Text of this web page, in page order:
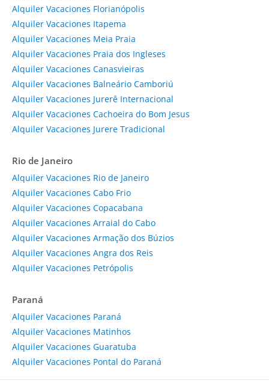
Alquiler Vacaciones Florianópolis
Alquiler Vacaciones Itapema
Alquiler Vacaciones Meia Praia
Alquiler Vacaciones Praia dos Ingleses
Alquiler Vacaciones Canasvieiras
Alquiler Vacaciones Balneário Camboriú
Alquiler Vacaciones Jurerê Internacional
Alquiler Vacaciones Cachoeira do Bom Jesus
Alquiler Vacaciones Jurere Tradicional
Rio de Janeiro
Alquiler Vacaciones Rio de Janeiro
Alquiler Vacaciones Cabo Frio
Alquiler Vacaciones Copacabana
Alquiler Vacaciones Arraial do Cabo
Alquiler Vacaciones Armação dos Búzios
Alquiler Vacaciones Angra dos Reis
Alquiler Vacaciones Petrópolis
Paraná
Alquiler Vacaciones Paraná
Alquiler Vacaciones Matinhos
Alquiler Vacaciones Guaratuba
Alquiler Vacaciones Pontal do Paraná